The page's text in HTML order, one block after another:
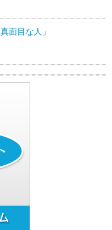
面目な人」